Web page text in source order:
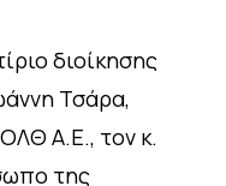
διοίκησης
Τσάρα,
Α.Ε., τον κ.
της